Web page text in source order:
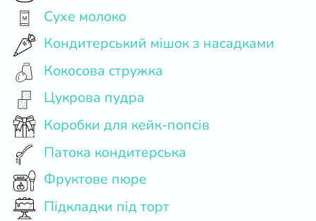
Сухе молоко
Кондитерський мішок з насадками
Кокосова стружка
Цукрова пудра
Коробки для кейк-попсів
Патока кондитерська
Фруктове пюре
Підкладки під торт